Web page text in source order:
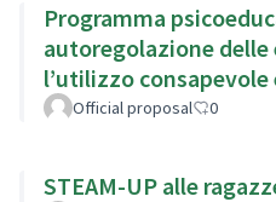
Programma
autoregolazione
l’utilizzo consapevole
problematico di
Official proposal 0
STEAM-UP alle